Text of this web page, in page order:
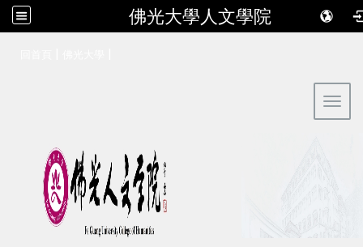
佛光大學人文學院